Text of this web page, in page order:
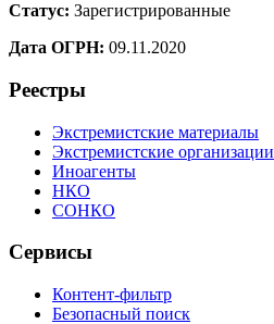
Статус: Зарегистрированные
Дата ОГРН: 09.11.2020
Реестры
Экстремистские материалы
Экстремистские организации
Иноагенты
НКО
СОНКО
Сервисы
Контент-фильтр
Безопасный поиск